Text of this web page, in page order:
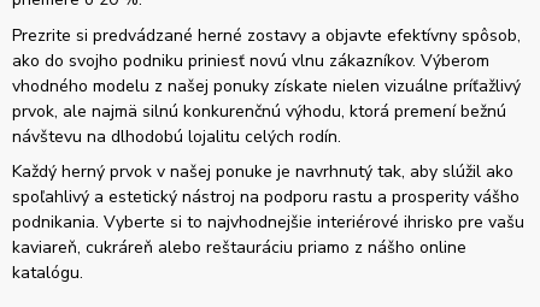
Prezrite si predvádzané herné zostavy a objavte efektívny spôsob,
ako do svojho podniku priniesť novú vlnu zákazníkov. Výberom
vhodného modelu z našej ponuky získate nielen vizuálne príťažlivý
prvok, ale najmä silnú konkurenčnú výhodu, ktorá premení bežnú
návštevu na dlhodobú lojalitu celých rodín.
Každý herný prvok v našej ponuke je navrhnutý tak, aby slúžil ako
spoľahlivý a estetický nástroj na podporu rastu a prosperity vášho
podnikania. Vyberte si to najvhodnejšie interiérové ihrisko pre vašu
kaviareň, cukráreň alebo reštauráciu priamo z nášho online
katalógu.